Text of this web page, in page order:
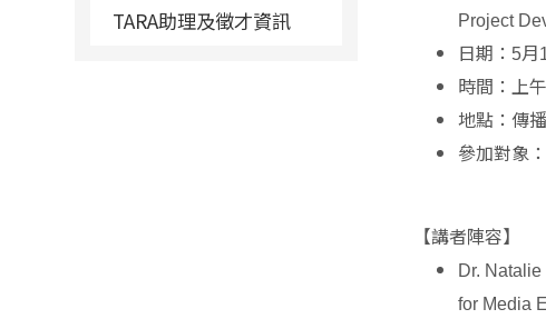
TARA助理及徵才資訊
Project
日期 ： 5月
時間 ：上午
地點 ：傳
參加對象
【講者陣容】
Dr.
for Media